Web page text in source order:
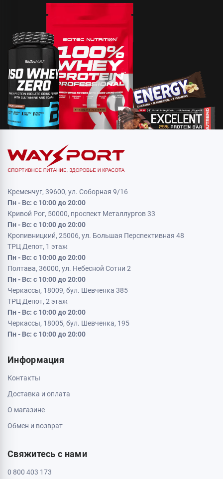
Кременчуг, 39600, ул. Соборная 9/16
Пн - Вс: с 10:00 до 20:00
Кривой Рог, 50000, проспект Металлургов 33
Пн - Вс: с 10:00 до 20:00
Кропивницкий, 25006, ул. Большая Перспективная 48
ТРЦ Депот, 1 этаж
Пн - Вс: с 10:00 до 20:00
Полтава, 36000, ул. Небесной Сотни 2
Пн - Вс: с 10:00 до 20:00
Черкассы, 18009, бул. Шевченка 385
ТРЦ Депот, 2 этаж
Пн - Вс: с 10:00 до 20:00
Черкассы, 18005, бул. Шевченка, 195
Пн - Вс: с 10:00 до 20:00
Информация
Контакты
Доставка и оплата
О магазине
Обмен и возврат
Свяжитесь с нами
0 800 403 173